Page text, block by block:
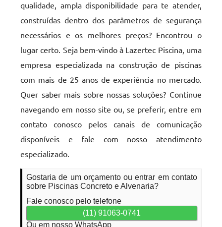
qualidade, ampla disponibilidade para te atender,
construídas dentro dos parâmetros de segurança
necessários e os melhores preços? Encontrou o
lugar certo. Seja bem-vindo à Lazertec Piscina, uma
empresa especializada na construção de piscinas
com mais de 25 anos de experiência no mercado.
Quer saber mais sobre nossas soluções? Continue
navegando em nosso site ou, se preferir, entre em
contato conosco pelos canais de comunicação
disponíveis e fale com nosso atendimento
especializado.
Gostaria de um orçamento ou entrar em contato
sobre Piscinas Concreto e Alvenaria?
Fale conosco pelo telefone
(11) 91063-0741
Ou em nosso WhatsApp